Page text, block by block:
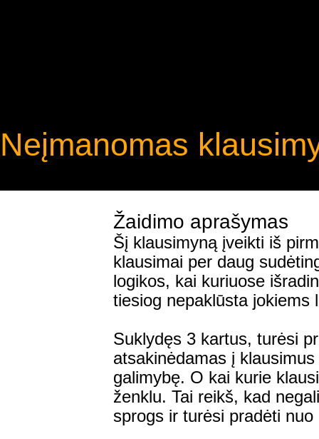
Neįmanomas
Žaidimo aprašymas
Šį klausimyną įveikti iš
klausimai per daug
logikos, kai kuriuose
tiesiog nepaklūsta jokiems
Suklydęs 3 kartus, turėsi
atsakinėdamas į
galimybę. O kai kurie
ženklu. Tai reikš, kad
sprogs ir turėsi pradėti nuo